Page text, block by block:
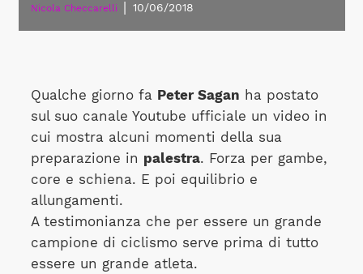
Nicola Checcarelli 10/06/2018
Qualche giorno fa Peter Sagan ha postato
sul suo canale Youtube ufficiale un video in
cui mostra alcuni momenti della sua
preparazione in palestra. Forza per gambe,
core e schiena. E poi equilibrio e
allungamenti.
A testimonianza che per essere un grande
campione di ciclismo serve prima di tutto
essere un grande atleta.